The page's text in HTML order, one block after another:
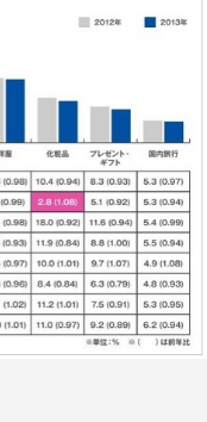
査から読み解く2030年の
型スパ――身近なウェルネ
世代モデル